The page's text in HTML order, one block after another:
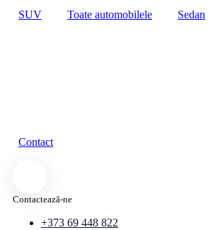
SUV Toate automobilele Sedan
Contact
Contactează-ne
+373 69 448 822